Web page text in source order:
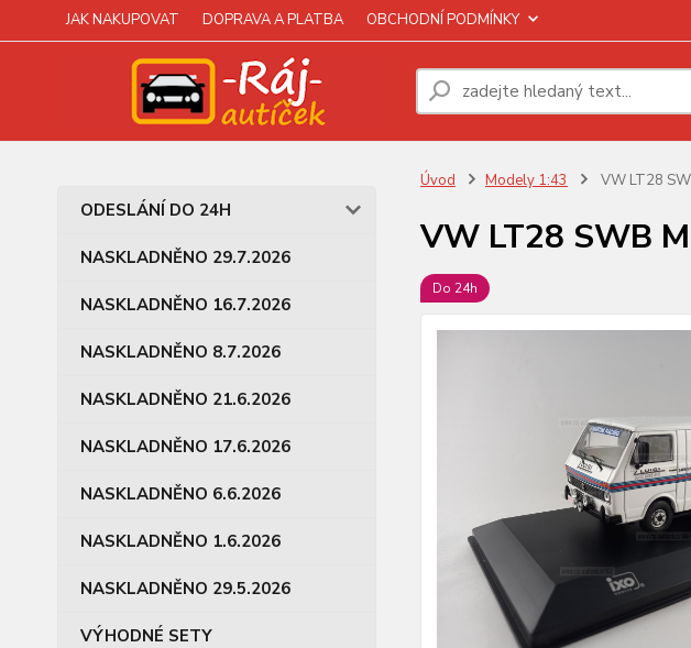
JAK NAKUPOVAT DOPRAVA A PLATBA OBCHODNÍ PODMÍNKY
ODESLÁNÍ DO 24H
NASKLADNĚNO 29.7.2026
NASKLADNĚNO 16.7.2026
NASKLADNĚNO 8.7.2026
NASKLADNĚNO 21.6.2026
NASKLADNĚNO 17.6.2026
NASKLADNĚNO 6.6.2026
NASKLADNĚNO 1.6.2026
NASKLADNĚNO 29.5.2026
VÝHODNÉ SETY
Úvod Modely 1:43 VW LT28
VW LT28 SWB
Do 24h